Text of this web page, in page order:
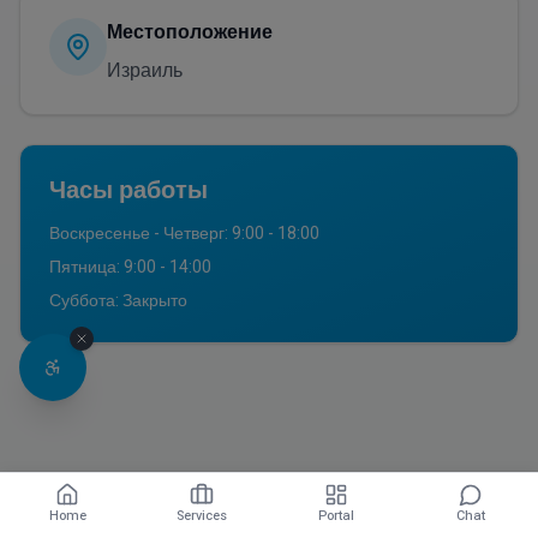
Местоположение
Израиль
Часы работы
Воскресенье - Четверг: 9:00 - 18:00
Пятница: 9:00 - 14:00
Суббота: Закрыто
Home Services Portal Chat